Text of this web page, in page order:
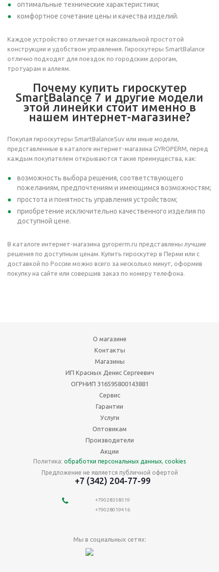
оптимальные технические характеристики;
комфортное сочетание цены и качества изделий.
Каждое устройство отличается максимальной простотой
конструкции и удобством управления. Гироскутеры SmartBalance
отлично подходят для поездок по городским дорогам,
тротуарам и аллеям.
Почему купить гироскутер
SmartBalance 7 и другие модели
этой линейки стоит именно в
нашем интернет-магазине?
Покупая гироскутеры SmartBalanceSuv или иные модели,
представленные в каталоге интернет-магазина GYROPERM, перед
каждым покупателем открываются такие преимущества, как:
возможность выбора решения, соответствующего
пожеланиям, предпочтениям и имеющимся возможностям;
простота и понятность управления устройством;
приобретение исключительно качественного изделия по
доступной цене.
В каталоге интернет-магазина gyroperm.ru представлены лучшие
решения по доступным ценам. Купить гироскутер в Перми или с
доставкой по России можно всего за несколько минут, оформив
покупку на сайте или совершив заказ по номеру телефона.
О магазине
Контакты
Магазины
ИП Красных Денис Сергеевич
ОГРНИП 316595800143881
Сервис
Гарантии
Услуги
Оптовикам
Производители
Акции
Политика: обработки персональных данных, cookies
Предложение не является публичной офертой
+7 (342) 204-77-99
+79028358519
+79028019416
Мы в социальных сетях: